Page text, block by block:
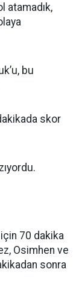
atamadık,
bu
skor
70 dakika
Osimhen ve
sonra